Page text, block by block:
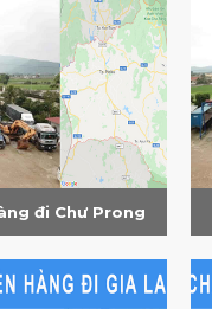
đi Chư Prong